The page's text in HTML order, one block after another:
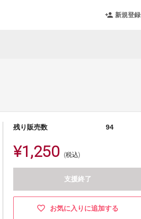
新規登録
残り販売数 94
¥1,250 (税込)
支援終了
お気に入りに追加する